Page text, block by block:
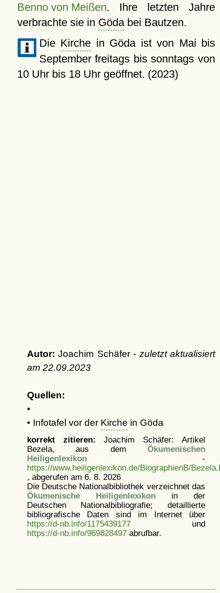
Benno von Meißen. Ihre letzten Jahre
verbrachte sie in Gödabei Bautzen.
Die Kirche in Göda ist von Mai bis
September freitags bis sonntags von
10 Uhr bis 18 Uhr geöffnet. (2023)
Autor: Joachim Schäfer - zuletzt aktualisiert
am 22.09.2023
Quellen:
•
• Infotafel vor der Kirche in Göda
korrekt zitieren: Joachim Schäfer: Artikel
Bezela, aus dem Ökumenischen
Heiligenlexikon-
https://www.heiligenlexikon.de/BiographienB/
, abgerufen am 6. 8. 2026
Die Deutsche Nationalbibliothek verzeichnet das
Ökumenische Heiligenlexikonin der
Deutschen Nationalbibliografie; detaillierte
bibliografische Daten sind im Internet über
https://d-nb.info/1175439177und
https://d-nb.info/969828497abrufbar.